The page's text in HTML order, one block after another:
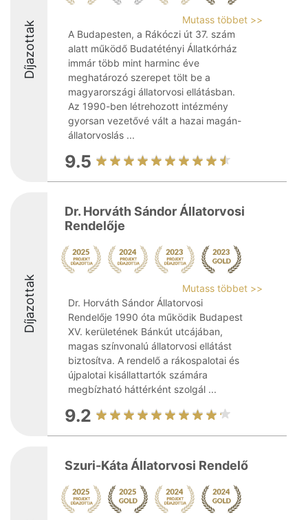
Díjazottak
Mutass többet >>
A Budapesten, a Rákóczi út 37. szám
alatt működő Budatétényi Állatkórház
immár több mint harminc éve
meghatározó szerepet tölt be a
magyarországi állatorvosi ellátásban.
Az 1990-ben létrehozott intézmény
gyorsan vezetővé vált a hazai magán-
állatorvoslás ...
9.5
Díjazottak
Dr. Horváth Sándor Állatorvosi
Rendelője
Mutass többet >>
Dr. Horváth Sándor Állatorvosi
Rendelője 1990 óta működik Budapest
XV. kerületének Bánkút utcájában,
magas színvonalú állatorvosi ellátást
biztosítva. A rendelő a rákospalotai és
újpalotai kisállattartók számára
megbízható háttérként szolgál ...
9.2
Szuri-Káta Állatorvosi Rendelő